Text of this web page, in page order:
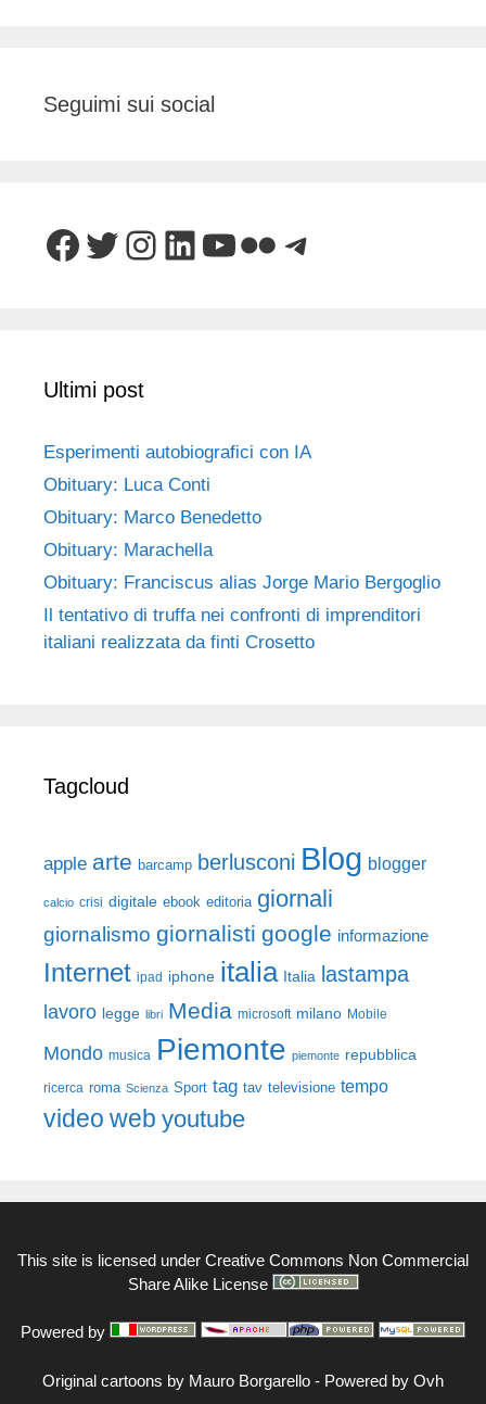
Seguimi sui social
Facebook
Twitter
Instagram
LinkedIn
YouTube
FlickrTelegram
Ultimi post
Esperimenti autobiografici con IA
Obituary: Luca Conti
Obituary: Marco Benedetto
Obituary: Marachella
Obituary: Franciscus alias Jorge Mario Bergoglio
Il tentativo di truffa nei confronti di imprenditori
italiani realizzata da finti Crosetto
Tagcloud
apple arte barcamp berlusconi Blog blogger
calcio crisi digitale ebook editoria giornali
giornalismo giornalisti google informazione
Internet ipad iphone italia Italia lastampa
lavoro legge libri Media microsoft milano Mobile
Mondo musica Piemonte piemonte repubblica
ricerca roma Scienza Sport tag tav televisione tempo
video web youtube
This site is licensed under Creative Commons Non Commercial
Share Alike License
Powered by
Original cartoons by Mauro Borgarello - Powered by Ovh